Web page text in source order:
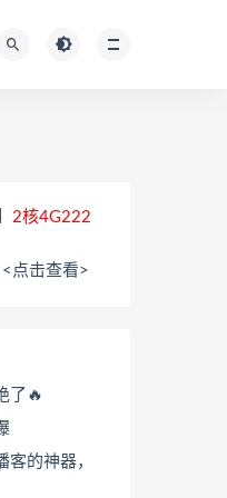
2核4G222
<点击查看>
了🔥
客的神器，